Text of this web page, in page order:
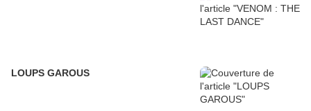
LOUPS GAROUS